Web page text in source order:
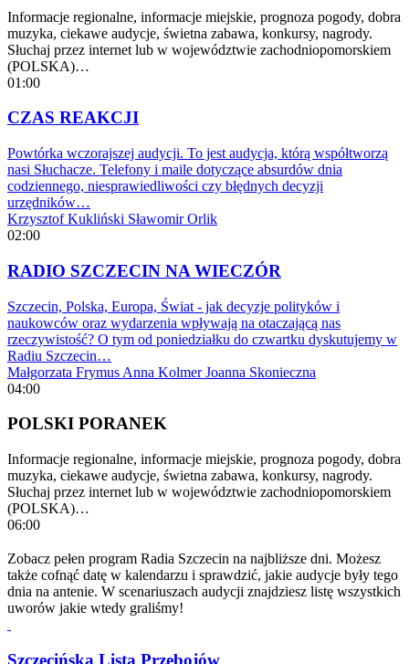
Informacje regionalne, informacje miejskie, prognoza pogody, dobra
muzyka, ciekawe audycje, świetna zabawa, konkursy, nagrody.
Słuchaj przez internet lub w województwie zachodniopomorskiem
(POLSKA)…
01:00
CZAS REAKCJI
Powtórka wczorajszej audycji. To jest audycja, którą współtworzą
nasi Słuchacze. Telefony i maile dotyczące absurdów dnia
codziennego, niesprawiedliwości czy błędnych decyzji
urzędników…
Krzysztof Kukliński Sławomir Orlik
02:00
RADIO SZCZECIN NA WIECZÓR
Szczecin, Polska, Europa, Świat - jak decyzje polityków i
naukowców oraz wydarzenia wpływają na otaczającą nas
rzeczywistość? O tym od poniedziałku do czwartku dyskutujemy w
Radiu Szczecin…
Małgorzata Frymus Anna Kolmer Joanna Skonieczna
04:00
POLSKI PORANEK
Informacje regionalne, informacje miejskie, prognoza pogody, dobra
muzyka, ciekawe audycje, świetna zabawa, konkursy, nagrody.
Słuchaj przez internet lub w województwie zachodniopomorskiem
(POLSKA)…
06:00
Zobacz pełen program Radia Szczecin na najbliższe dni. Możesz
także cofnąć datę w kalendarzu i sprawdzić, jakie audycje były tego
dnia na antenie. W scenariuszach audycji znajdziesz listę wszystkich
uworów jakie wtedy graliśmy!
Szczecińska Lista Przebojów